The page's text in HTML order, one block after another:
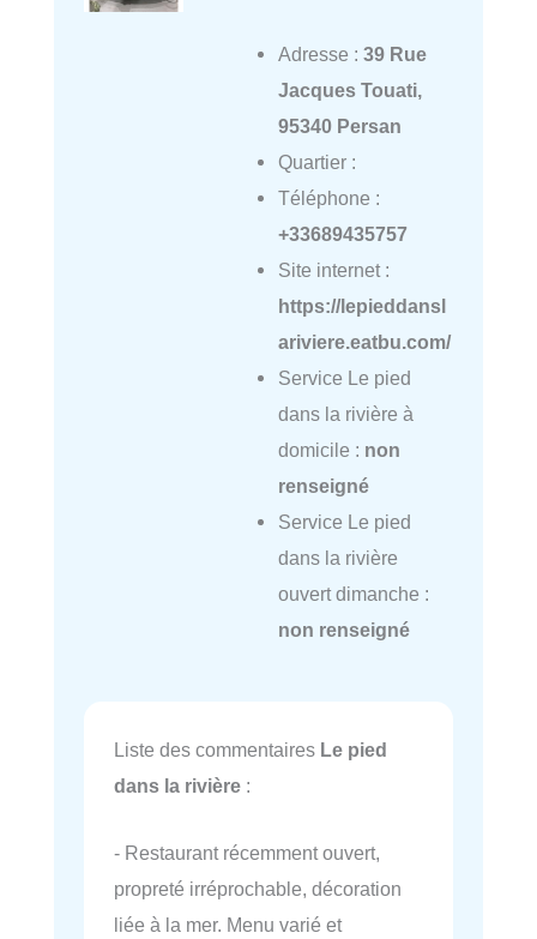
Adresse : 39 Rue
Jacques Touati,
95340 Persan
Quartier :
Téléphone :
+33689435757
Site internet :
https://lepieddansl
ariviere.eatbu.com/
Service Le pied
dans la rivière à
domicile : non
renseigné
Service Le pied
dans la rivière
ouvert dimanche :
non renseigné
Liste des commentaires Le pied
dans la rivière :
- Restaurant récemment ouvert,
propreté irréprochable, décoration
liée à la mer. Menu varié et